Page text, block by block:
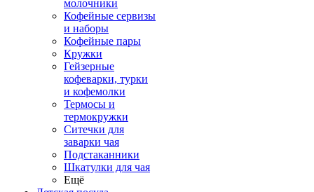
молочники
Кофейные сервизы
и наборы
Кофейные пары
Кружки
Гейзерные
кофеварки, турки
и кофемолки
Термосы и
термокружки
Ситечки для
заварки чая
Подстаканники
Шкатулки для чая
Ещё